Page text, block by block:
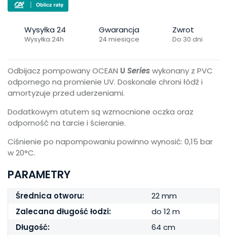
Wysyłka 24
Wysyłka 24h
Gwarancja
24 miesiące
Zwrot
Do 30 dni
Odbijacz pompowany OCEAN U Serieswykonany z PVC
odpornego na promienie UV. Doskonale chroni łódź i
amortyzuje przed uderzeniami.
Dodatkowym atutem są wzmocnione oczka oraz
odporność na tarcie i ścieranie.
Ciśnienie po napompowaniu powinno wynosić: 0,15 bar
w 20°C.
PARAMETRY
Średnica otworu:
22 mm
Zalecana długość łodzi:
do 12 m
Długość:
64 cm